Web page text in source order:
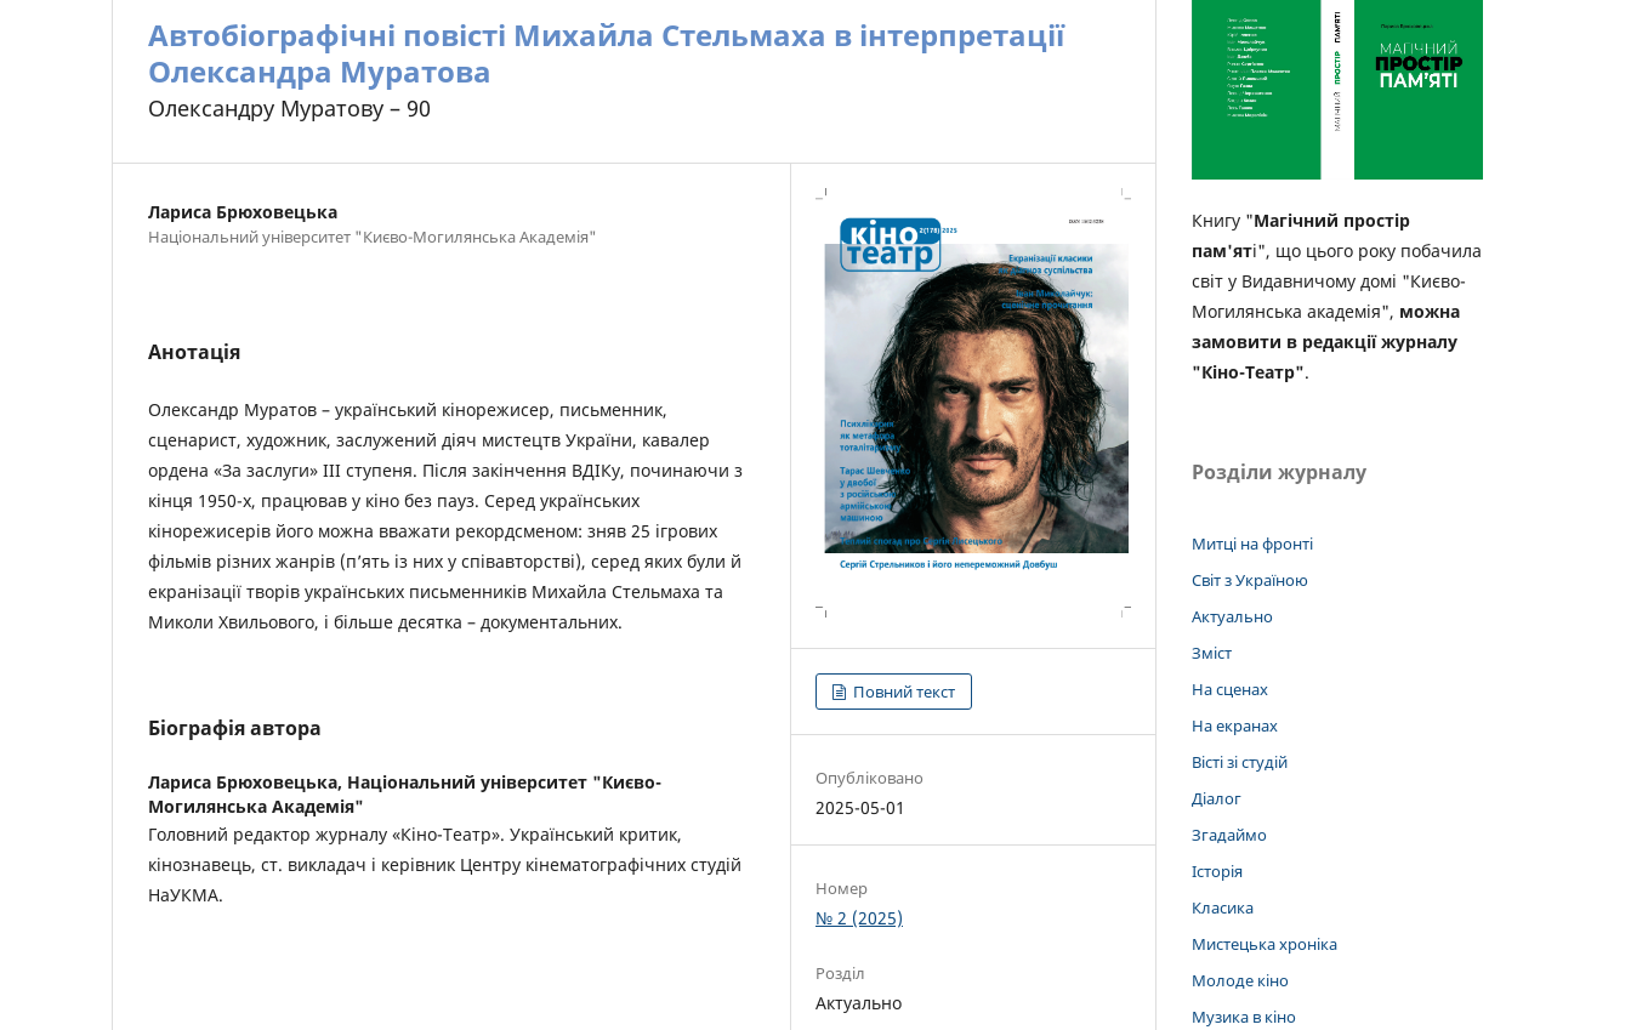
Автобіографічні повісті Михайла Стельмаха в інтерпретації
Олександра Муратова
Олександру Муратову – 90
Лариса Брюховецька
Національний університет "Києво-Могилянська Академія"
Анотація
Олександр Муратов – український кінорежисер, письменник,
сценарист, художник, заслужений діяч мистецтв України, кавалер
ордена «За заслуги» ІІІ ступеня. Після закінчення ВДІКу, починаючи з
кінця 1950-х, працював у кіно без пауз. Серед українських
кінорежисерів його можна вважати рекордсменом: зняв 25 ігрових
фільмів різних жанрів (п’ять із них у співавторстві), серед яких були й
екранізації творів українських письменників Михайла Стельмаха та
Миколи Хвильового, і більше десятка – документальних.
Біографія автора
Лариса Брюховецька, Національний університет "Києво-
Могилянська Академія"
Головний редактор журналу «Кіно-Театр». Український критик,
кінознавець, ст. викладач і керівник Центру кінематографічних студій
НаУКМА.
Повний текст
Опубліковано
2025-05-01
Номер
№ 2 (2025)
Розділ
Актуально
Книгу "Магічний простір
пам'яті", що цього року побачила
світ у Видавничому домі "Києво-
Могилянська академія", можна
замовити в редакції журналу
"Кіно-Театр".
Розділи журналу
Митці на фронті
Світ з Україною
Актуально
Зміст
На сценах
На екранах
Вісті зі студій
Діалог
Згадаймо
Історія
Класика
Мистецька хроніка
Молоде кіно
Музика в кіно